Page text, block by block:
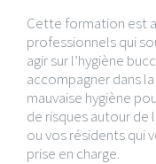
Cette formation est
professionnels qui
agir sur l’hygiène
accompagner dans
mauvaise hygiène
de risques autour
ou vos résidents qui
prise en charge.